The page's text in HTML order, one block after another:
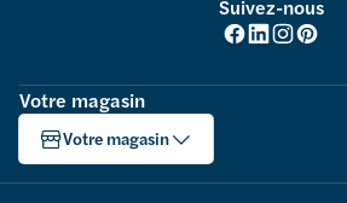
Suivez-nous
Votre magasin
Votre magasin